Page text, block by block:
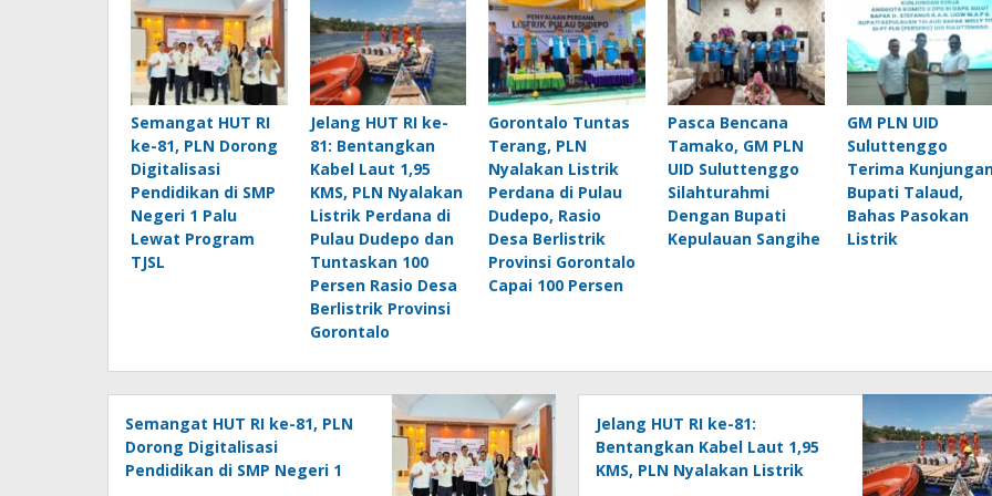
Semangat HUT RI
ke-81, PLN Dorong
Digitalisasi
Pendidikan di SMP
Negeri 1 Palu
Lewat Program
TJSL
Jelang HUT RI ke-
81: Bentangkan
Kabel Laut 1,95
KMS, PLN Nyalakan
Listrik Perdana di
Pulau Dudepo dan
Tuntaskan 100
Persen Rasio Desa
Berlistrik Provinsi
Gorontalo
Gorontalo Tuntas
Terang, PLN
Nyalakan Listrik
Perdana di Pulau
Dudepo, Rasio
Desa Berlistrik
Provinsi Gorontalo
Capai 100 Persen
Pasca Bencana
Tamako, GM PLN
UID Suluttenggo
Silahturahmi
Dengan Bupati
Kepulauan Sangihe
GM PLN UID
Suluttenggo
Terima
Bupati Talaud,
Bahas Pasokan
Listrik
Semangat HUT RI ke-81, PLN
Dorong Digitalisasi
Pendidikan di SMP Negeri 1
Jelang HUT RI ke-81:
Bentangkan Kabel Laut 1,95
KMS, PLN Nyalakan Listrik